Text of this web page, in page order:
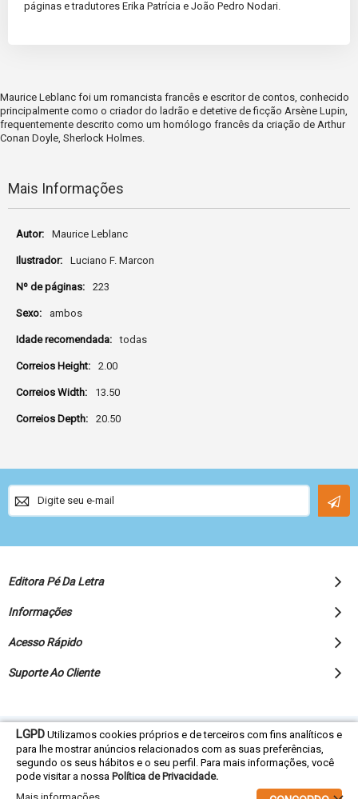
LGPD Utilizamos cookies próprios e de terceiros com fins analíticos e
para lhe mostrar anúncios relacionados com as suas preferências,
segundo os seus hábitos e o seu perfil. Para mais informações, você
pode visitar a nossa Política de Privacidade.
Mais informações
páginas e tradutores Erika Patrícia e João Pedro Nodari.
Maurice Leblanc foi um romancista francês e escritor de contos, conhecido
principalmente como o criador do ladrão e detetive de ficção Arsène Lupin,
frequentemente descrito como um homólogo francês da criação de Arthur
Conan Doyle, Sherlock Holmes.
Mais Informações
Informações
Maurice Leblanc
Luciano F. Marcon
223
ambos
todas
2.00
13.50
20.50
Sign
Up
for
Newsletter:
Editora Pé Da Letra
Informações
Acesso Rápido
Suporte Ao Cliente
© 2022 Editora Pé da Letra - Todos os direitos reservados